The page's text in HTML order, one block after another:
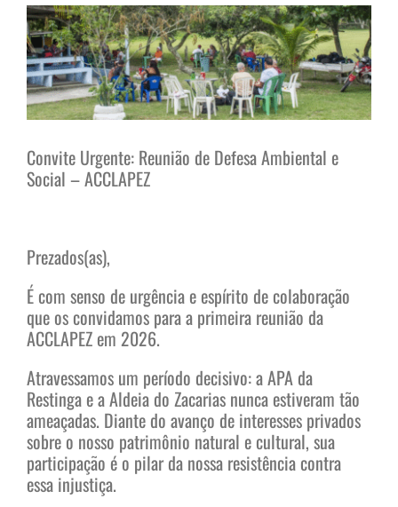
View
Larger
Image
Convite Urgente: Reunião de Defesa Ambiental e
Social – ACCLAPEZ
Prezados(as),
É com senso de urgência e espírito de colaboração
que os convidamos para a primeira reunião da
ACCLAPEZ em 2026.
Atravessamos um período decisivo: a APA da
Restinga e a Aldeia do Zacarias nunca estiveram tão
ameaçadas. Diante do avanço de interesses privados
sobre o nosso patrimônio natural e cultural, sua
participação é o pilar da nossa resistência contra
essa injustiça.